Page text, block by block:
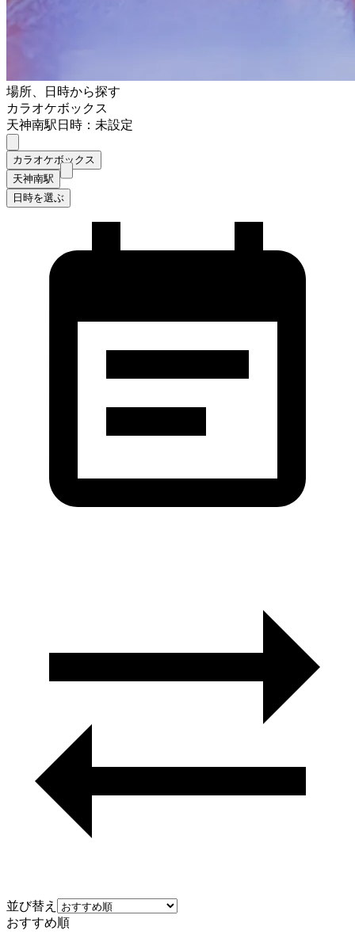
場所、日時から探す
カラオケボックス
天神南駅日時：未設定
カラオケボックス
天神南駅
日時を選ぶ
並び替え
おすすめ順